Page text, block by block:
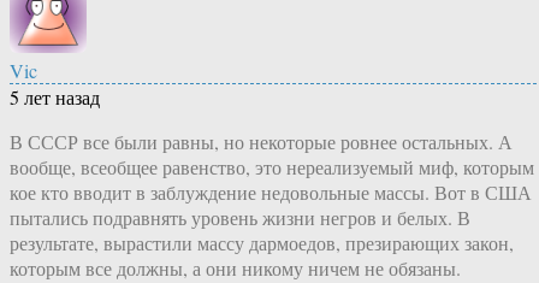
Vic
5 лет назад
В СССР все были равны, но некоторые ровнее остальных. А
вообще, всеобщее равенство, это нереализуемый миф, которым
кое кто вводит в заблуждение недовольные массы. Вот в США
пытались подравнять уровень жизни негров и белых. В
результате, вырастили массу дармоедов, презирающих закон,
которым все должны, а они никому ничем не обязаны.